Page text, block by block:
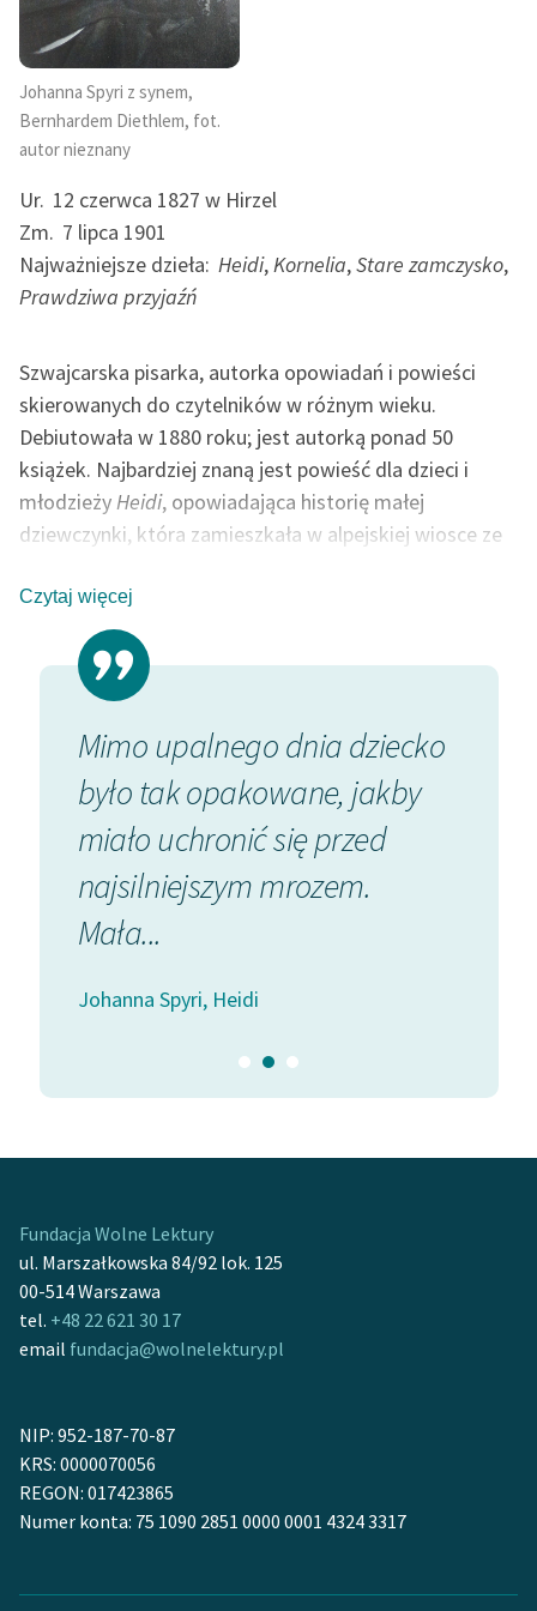
Ręce pełne poezji
Kolekcje edukacyjne
twórców przechodzących
do domeny publicznej,
lektur szkolnych oraz
Odkurzamy bohaterów
Szkoła Poezji Wolnych
Lektur
Kontakt
O projekcie
Zespół
Zasady wykorzystania
Wolnych Lektur
Logotypy
Polityka prywatności
Regulamin biblioteki
Dane fundacji i
sprawozdania finansowe
Regulamin darowizn
wrażliwych
Johanna Spyri z synem,
Bernhardem Diethlem, fot.
autor nieznany
Ur. 12 czerwca 1827 w Hirzel
Zm. 7 lipca 1901
Najważniejsze dzieła: Heidi,Kornelia,Stare zamczysko,
Prawdziwa przyjaźń
Szwajcarska pisarka, autorka opowiadań i powieści
skierowanych do czytelników w różnym wieku.
Debiutowała w 1880 roku; jest autorką ponad 50
książek. Najbardziej znaną jest powieść dla dzieci i
młodzieżyHeidi, opowiadająca historię małej
dziewczynki, która zamieszkała w alpejskiej wiosce ze
Czytaj więcej
Mimo upalnego dnia dziecko
było tak opakowane, jakby
miało uchronić się przed
najsilniejszym mrozem.
Mała...
Johanna Spyri, Heidi
Fundacja Wolne Lektury
ul. Marszałkowska 84/92 lok. 125
00-514 Warszawa
tel. +48 22 621 30 17
email fundacja@wolnelektury.pl
NIP: 952-187-70-87
KRS: 0000070056
REGON: 017423865
Numer konta: 75 1090 2851 0000 0001 4324 3317